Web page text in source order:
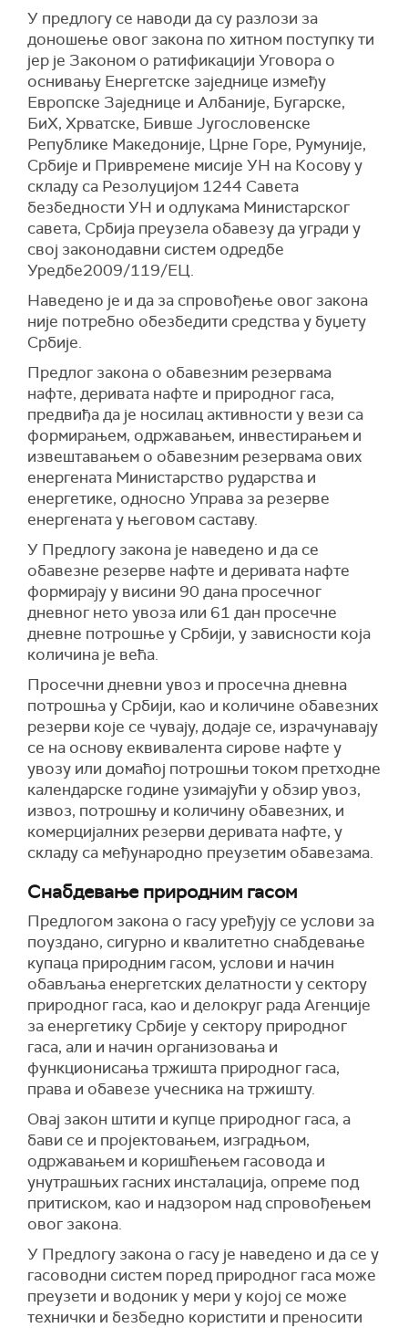
У предлогу се наводи да су разлози за
доношење овог закона по хитном поступку ти
јер је Законом о ратификацији Уговора о
оснивању Енергетске заједнице између
Европске Заједнице и Албаније, Бугарске,
БиХ, Хрватске, Бивше Југословенске
Републике Македоније, Црне Горе, Румуније,
Србије и Привремене мисије УН на Косову у
складу са Резолуцијом 1244 Савета
безбедности УН и одлукама Министарског
савета, Србија преузела обавезу да угради у
свој законодавни систем одредбе
Уредбе2009/119/ЕЦ.
Наведено је и да за спровођење овог закона
није потребно обезбедити средства у буџету
Србије.
Предлог закона о обавезним резервама
нафте, деривата нафте и природног гаса,
предвиђа да је носилац активности у вези са
формирањем, одржавањем, инвестирањем и
извештавањем о обавезним резервама ових
енергената Министарство рударства и
енергетике, односно Управа за резерве
енергената у његовом саставу.
У Предлогу закона је наведено и да се
обавезне резерве нафте и деривата нафте
формирају у висини 90 дана просечног
дневног нето увоза или 61 дан просечне
дневне потрошње у Србији, у зависности која
количина је већа.
Просечни дневни увоз и просечна дневна
потрошња у Србији, као и количине обавезних
резерви које се чувају, додаје се, израчунавају
се на основу еквивалента сирове нафте у
увозу или домаћој потрошњи током претходне
календарске године узимајући у обзир увоз,
извоз, потрошњу и количину обавезних, и
комерцијалних резерви деривата нафте, у
складу са међународно преузетим обавезама.
Снабдевање природним гасом
Предлогом закона о гасу уређују се услови за
поуздано, сигурно и квалитетно снабдевање
купаца природним гасом, услови и начин
обављања енергетских делатности у сектору
природног гаса, као и делокруг рада Агенције
за енергетику Србије у сектору природног
гаса, али и начин организовања и
функционисања тржишта природног гаса,
права и обавезе учесника на тржишту.
Овај закон штити и купце природног гаса, а
бави се и пројектовањем, изградњом,
одржавањем и коришћењем гасовода и
унутрашњих гасних инсталација, опреме под
притиском, као и надзором над спровођењем
овог закона.
У Предлогу закона о гасу је наведено и да се у
гасоводни систем поред природног гаса може
преузети и водоник у мери у којој се може
технички и безбедно користити и преносити